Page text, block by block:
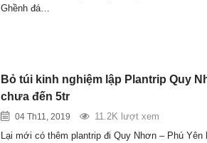
Ghềnh đá…
Bỏ túi kinh nghiệm lập Plantrip Quy
chưa đến 5tr
04 Th11, 2019
11.2K lượt xem
Lại mới có thêm plantrip đi Quy Nhơn – Phú